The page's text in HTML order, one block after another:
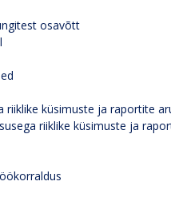
osavõtt
riiklike küsimuste ja raportite
riiklike küsimuste ja